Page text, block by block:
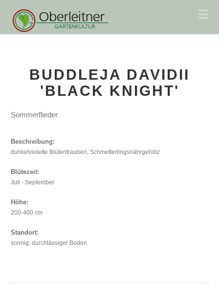
BUDDLEJA DAVIDII
'BLACK KNIGHT'
Sommerflieder
Beschreibung:
dunkelviolette Blütentrauben; Schmetterlingsnährgehölz
Blütezeit:
Juli - September
Höhe:
200-400 cm
Standort:
sonnig; durchlässiger Boden